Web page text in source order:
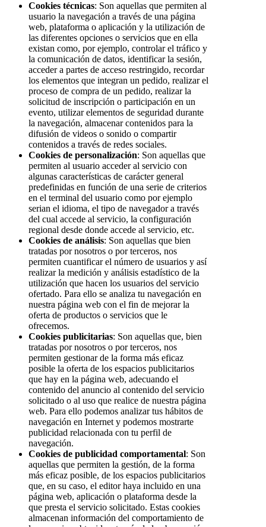
Cookies técnicas: Son aquellas que permiten al
usuario la navegación a través de una página
web, plataforma o aplicación y la utilización de
las diferentes opciones o servicios que en ella
existan como, por ejemplo, controlar el tráfico y
la comunicación de datos, identificar la sesión,
acceder a partes de acceso restringido, recordar
los elementos que integran un pedido, realizar el
proceso de compra de un pedido, realizar la
solicitud de inscripción o participación en un
evento, utilizar elementos de seguridad durante
la navegación, almacenar contenidos para la
difusión de videos o sonido o compartir
contenidos a través de redes sociales.
Cookies de personalización: Son aquellas que
permiten al usuario acceder al servicio con
algunas características de carácter general
predefinidas en función de una serie de criterios
en el terminal del usuario como por ejemplo
serian el idioma, el tipo de navegador a través
del cual accede al servicio, la configuración
regional desde donde accede al servicio, etc.
Cookies de análisis: Son aquellas que bien
tratadas por nosotros o por terceros, nos
permiten cuantificar el número de usuarios y así
realizar la medición y análisis estadístico de la
utilización que hacen los usuarios del servicio
ofertado. Para ello se analiza tu navegación en
nuestra página web con el fin de mejorar la
oferta de productos o servicios que le
ofrecemos.
Cookies publicitarias: Son aquellas que, bien
tratadas por nosotros o por terceros, nos
permiten gestionar de la forma más eficaz
posible la oferta de los espacios publicitarios
que hay en la página web, adecuando el
contenido del anuncio al contenido del servicio
solicitado o al uso que realice de nuestra página
web. Para ello podemos analizar tus hábitos de
navegación en Internet y podemos mostrarte
publicidad relacionada con tu perfil de
navegación.
Cookies de publicidad comportamental: Son
aquellas que permiten la gestión, de la forma
más eficaz posible, de los espacios publicitarios
que, en su caso, el editor haya incluido en una
página web, aplicación o plataforma desde la
que presta el servicio solicitado. Estas cookies
almacenan información del comportamiento de